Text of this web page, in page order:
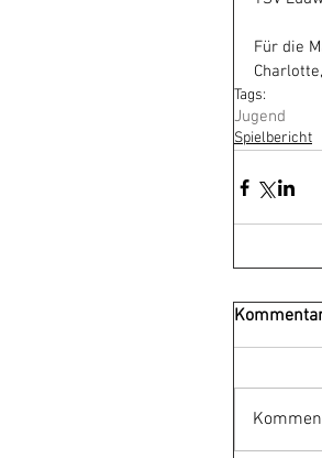
Für die
Tags:
Jugend
Spielbericht